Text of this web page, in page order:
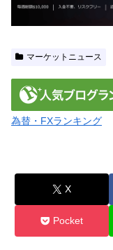
マーケットニュース
為替・FXランキング
X
Pocket